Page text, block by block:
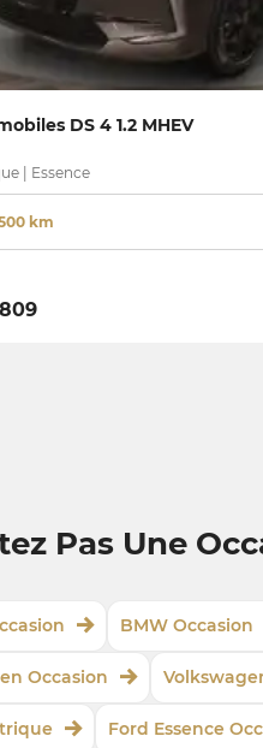
DS 4 1.2 MHEV
| Essence
km
Pas Une
BMW Occasion
Occasion
Ford Essence